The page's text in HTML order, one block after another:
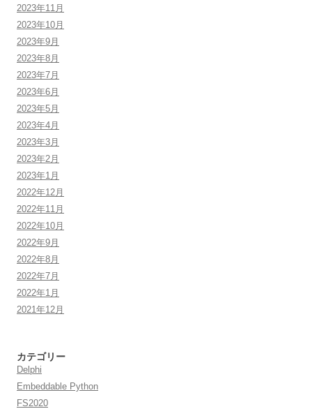
2023年11月
2023年10月
2023年9月
2023年8月
2023年7月
2023年6月
2023年5月
2023年4月
2023年3月
2023年2月
2023年1月
2022年12月
2022年11月
2022年10月
2022年9月
2022年8月
2022年7月
2022年1月
2021年12月
カテゴリー
Delphi
Embeddable Python
FS2020